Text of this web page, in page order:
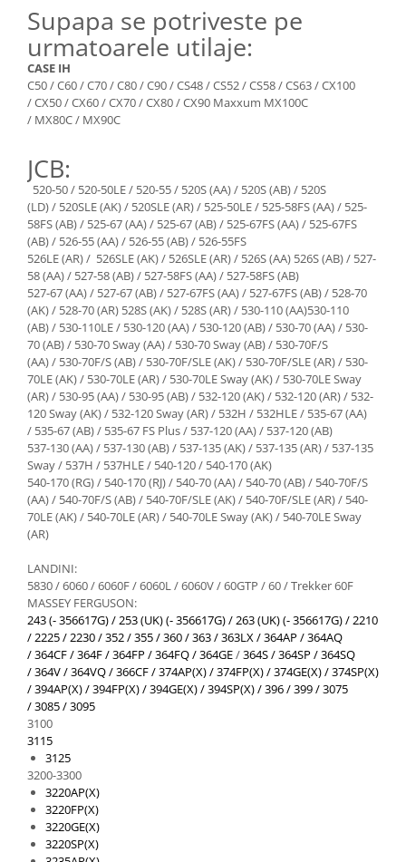
Cilindri hidraulici si burdufe
protectie
Grup electropompa
Bolturi, role si bucsi
MAMMUT LIFT
Hidraulice
Motor electric si pompa hidraulica
Cilindru hidraulic si protectie
burduf
ERHEL - HYDRIS
Hidraulice
Electrice
Mecanice
Role, bucse si bolturi
Motoras electric si pompa
Cilindri si burdufuri protectie
Consumabile
Supapa se potriveste pe
urmatoarele utilaje:
CASE IH
C50 / C60 / C70 / C80 / C90 / CS48 / CS52 / CS58 / CS63 / CX100
/ CX50 / CX60 / CX70 / CX80 / CX90 Maxxum MX100C
/ MX80C / MX90C
JCB:
520-50 / 520-50LE / 520-55 / 520S (AA) / 520S (AB) / 520S
(LD) / 520SLE (AK) / 520SLE (AR) / 525-50LE / 525-58FS (AA) / 525-
58FS (AB) / 525-67 (AA) / 525-67 (AB) / 525-67FS (AA) / 525-67FS
(AB) / 526-55 (AA) / 526-55 (AB) / 526-55FS
526LE (AR) / 526SLE (AK) / 526SLE (AR) / 526S (AA) 526S (AB) / 527-
58 (AA) / 527-58 (AB) / 527-58FS (AA) / 527-58FS (AB)
527-67 (AA) / 527-67 (AB) / 527-67FS (AA) / 527-67FS (AB) / 528-70
(AK) / 528-70 (AR) 528S (AK) / 528S (AR) / 530-110 (AA)530-110
(AB) / 530-110LE / 530-120 (AA) / 530-120 (AB) / 530-70 (AA) / 530-
70 (AB) / 530-70 Sway (AA) / 530-70 Sway (AB) / 530-70F/S
(AA) / 530-70F/S (AB) / 530-70F/SLE (AK) / 530-70F/SLE (AR) / 530-
70LE (AK) / 530-70LE (AR) / 530-70LE Sway (AK) / 530-70LE Sway
(AR) / 530-95 (AA) / 530-95 (AB) / 532-120 (AK) / 532-120 (AR) / 532-
120 Sway (AK) / 532-120 Sway (AR) / 532H / 532HLE / 535-67 (AA)
/ 535-67 (AB) / 535-67 FS Plus / 537-120 (AA) / 537-120 (AB)
537-130 (AA) / 537-130 (AB) / 537-135 (AK) / 537-135 (AR) / 537-135
Sway / 537H / 537HLE / 540-120 / 540-170 (AK)
540-170 (RG) / 540-170 (RJ) / 540-70 (AA) / 540-70 (AB) / 540-70F/S
(AA) / 540-70F/S (AB) / 540-70F/SLE (AK) / 540-70F/SLE (AR) / 540-
70LE (AK) / 540-70LE (AR) / 540-70LE Sway (AK) / 540-70LE Sway
(AR)
LANDINI:
5830 / 6060 / 6060F / 6060L / 6060V / 60GTP / 60 / Trekker 60F
MASSEY FERGUSON:
243 (- 356617G) /253 (UK) (- 356617G) /263 (UK) (- 356617G) /2210
/2225 /2230 /352 /355 /360 /363 /363LX /364AP /364AQ
/364CF /364F /364FP /364FQ /364GE/364S /364SP /364SQ
/364V /364VQ /366CF /374AP(X) /374FP(X) /374GE(X) /374SP(X)
/394AP(X) /394FP(X) /394GE(X) /394SP(X) /396 /399 /3075
/3085 /3095
3100
3115
3125
3200-3300
3220AP(X)
3220FP(X)
3220GE(X)
3220SP(X)